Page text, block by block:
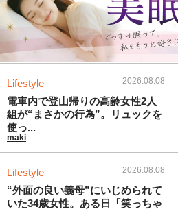
Lifestyle 2026.08.08
電車内で登山帰りの高齢女性2人
組が“まさかの行為”。リュックを
使っ...
maki
Lifestyle 2026.08.08
“外面の良い義母”にいじめられて
いた34歳女性。ある日「笑っちゃ